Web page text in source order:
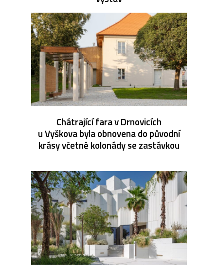
Chátrající fara v Drnovicích
u Vyškova byla obnovena do původní
krásy včetně kolonády se zastávkou